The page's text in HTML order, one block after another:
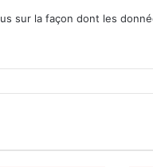
sur la façon dont les